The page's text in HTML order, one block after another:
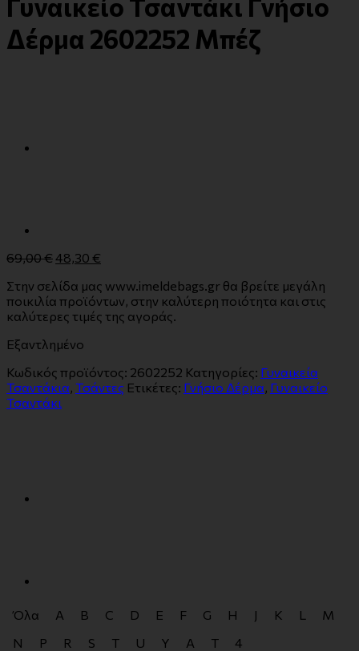
Γυναικείο Τσαντάκι Γνήσιο
Δέρμα 2602252 Μπέζ
69,00€48,30 €
Στην σελίδα μας www.imeldebags.gr θα βρείτε μεγάλη
ποικιλία προϊόντων, στην καλύτερη ποιότητα και στις
καλύτερες τιμές της αγοράς.
Εξαντλημένο
Κωδικός προϊόντος: 2602252 Κατηγορίες: Γυναικεία
Τσαντάκια Τσάντες Ετικέτες: Γνήσιο Δέρμα Γυναικείο
Τσαντάκι
Όλα A B C D E F G H J K L
M
N
P R S T U Y Α Τ 4